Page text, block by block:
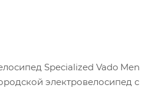
Specialized Vado Men
электровелосипед с